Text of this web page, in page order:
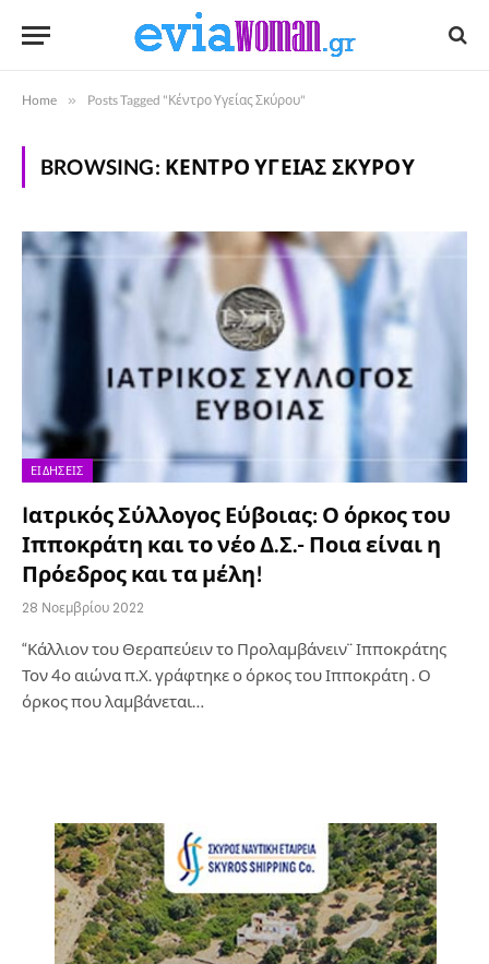
Home » Posts Tagged "Κέντρο Υγείας Σκύρου"
BROWSING: ΚΈΝΤΡΟ ΥΓΕΊΑΣ ΣΚΎΡΟΥ
ΕΙΔΉΣΕΙΣ
Iατρικός Σύλλογος Εύβοιας: Ο όρκος του
Ιπποκράτη και το νέο Δ.Σ.- Ποια είναι η
Πρόεδρος και τα μέλη!
28 Νοεμβρίου 2022
“Κάλλιον του Θεραπεύειν το Προλαμβάνειν¨ Ιπποκράτης
Τον 4ο αιώνα π.Χ. γράφτηκε ο όρκος του Ιπποκράτη . Ο
όρκος που λαμβάνεται…